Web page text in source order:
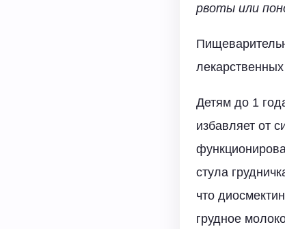
рвоты или
Детям до 1
избавляет от
стула
что
грудное